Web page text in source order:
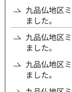
九品仏地区
ました。
九品仏地区
ました。
九品仏地区
ました。